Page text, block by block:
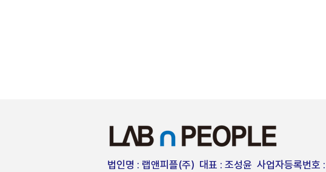
법인명 : 랩앤피플(주) 대표 : 조성윤 사업자등록